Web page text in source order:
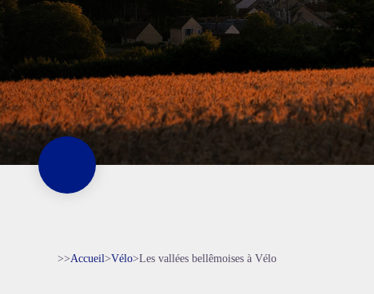
>>Accueil>Vélo>Les vallées bellêmoises à Vélo